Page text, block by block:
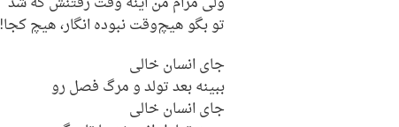
تو بگو هیچ‌وقت نبوده انگار، هیچ کجا!
جای انسان خالی
ببینه بعد تولد و مرگ فصل رو
جای انسان خالی